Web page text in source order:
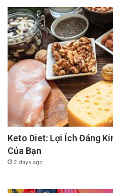
Keto Diet: Lợi Ích Đáng
Của Bạn
2 days ago